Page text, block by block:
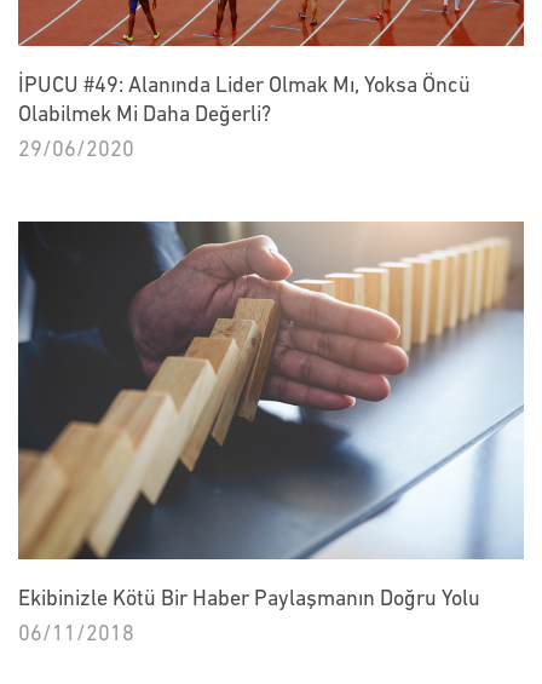
İPUCU #49: Alanında Lider Olmak Mı, Yoksa Öncü
Olabilmek Mi Daha Değerli?
29/06/2020
Ekibinizle Kötü Bir Haber Paylaşmanın Doğru Yolu
06/11/2018